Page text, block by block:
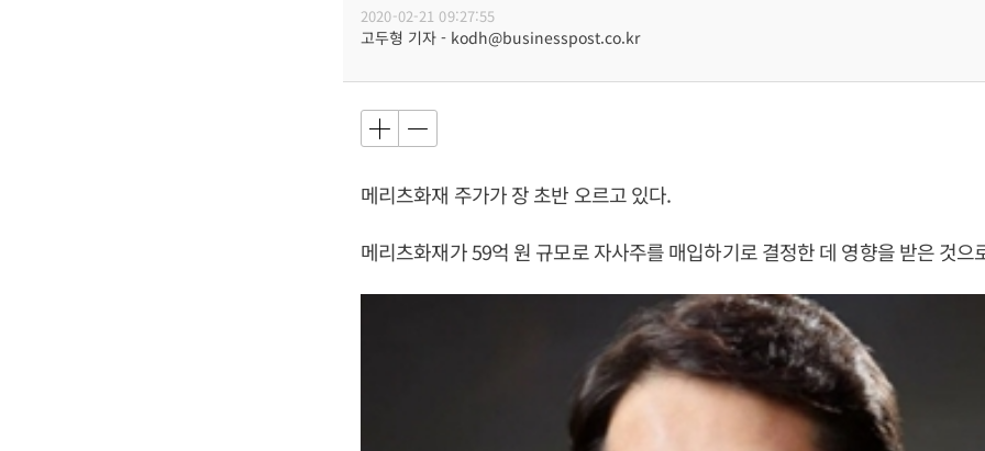
2020-02-21 09:27:55
고두형 기자 - kodh@businesspost.co.kr
메리츠화재 주가가 장 초반 오르고 있다.
메리츠화재가 59억 원 규모로 자사주를 매입하기로 결정한 데 영향을 받은 것으